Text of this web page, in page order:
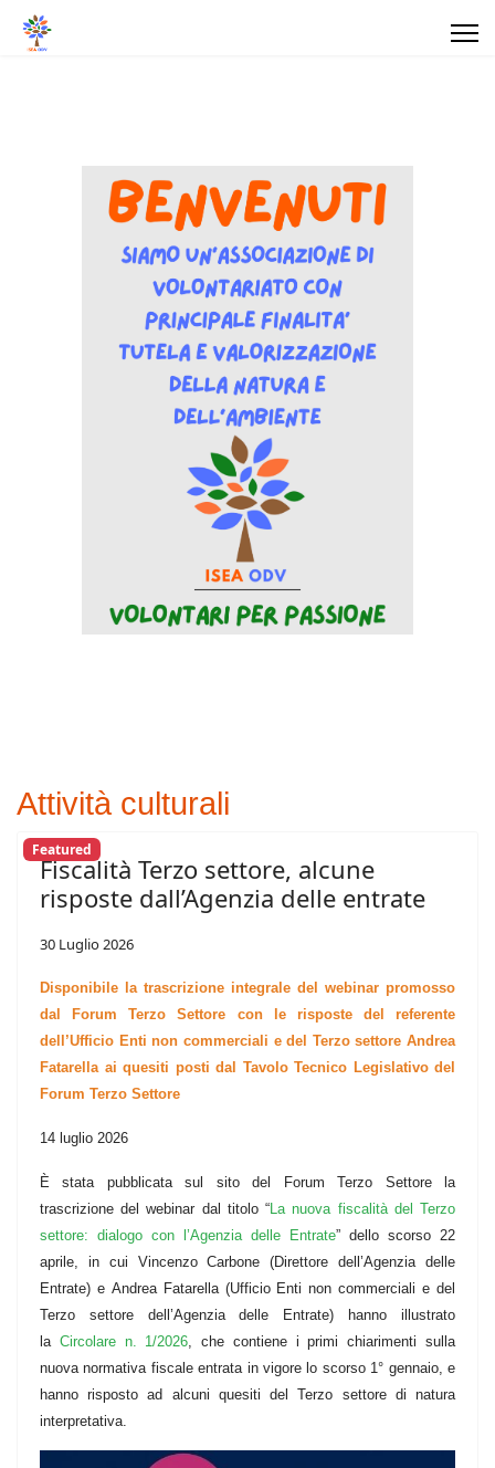
Attività culturali
Featured
Fiscalità Terzo settore, alcune
risposte dall’Agenzia delle entrate
30 Luglio 2026
Disponibile la trascrizione integrale del webinar promosso
dal Forum Terzo Settore con le risposte del referente
dell’Ufficio Enti non commerciali e del Terzo settore Andrea
Fatarella ai quesiti posti dal Tavolo Tecnico Legislativo del
Forum Terzo Settore
14 luglio 2026
È stata pubblicata sul sito del Forum Terzo Settore la
trascrizione del webinar dal titolo “La nuova fiscalità del Terzo
settore: dialogo con l’Agenzia delle Entrate” dello scorso 22
aprile, in cui Vincenzo Carbone (Direttore dell’Agenzia delle
Entrate) e Andrea Fatarella (Ufficio Enti non commerciali e del
Terzo settore dell’Agenzia delle Entrate) hanno illustrato
la Circolare n. 1/2026, che contiene i primi chiarimenti sulla
nuova normativa fiscale entrata in vigore lo scorso 1° gennaio, e
hanno risposto ad alcuni quesiti del Terzo settore di natura
interpretativa.